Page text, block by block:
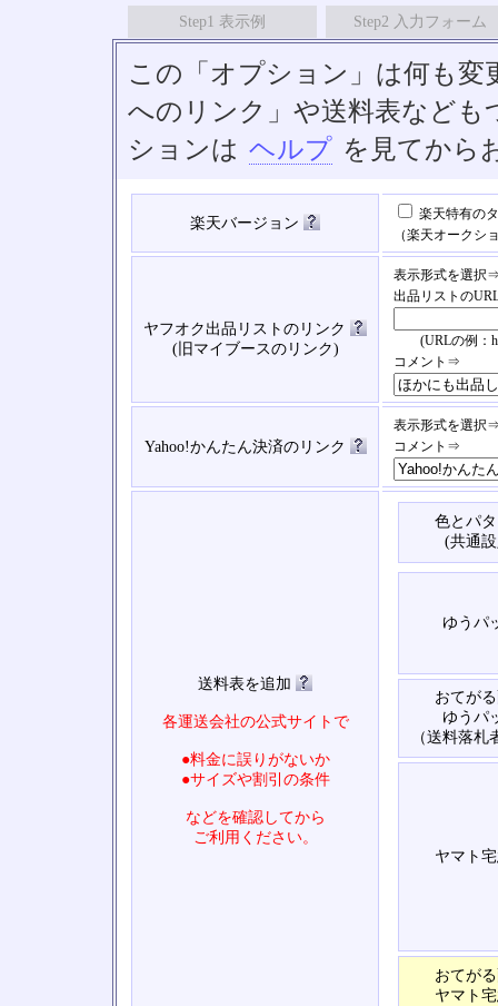
Step1 表示例 Step2 入力フォーム
この「オプション」は何も
へのリンク」や送料表など
ションは ヘルプ を見てから
楽天バージョン
楽天特有の
（楽天オークシ
ヤフオク出品リストのリンク
(旧マイブースのリンク)
表示形式を選択
出品リストの
(URLの例：
コメント⇒
Yahoo!かんたん決済のリンク
表示形式を選択
コメント⇒
送料表を追加
各運送会社の公式サイトで
●料金に誤りがないか
●サイズや割引の条件
などを確認してから
ご利用ください。
色とパ
(共通
ゆうパ
おてが
ゆうパ
（送料落札
ヤマト
おてが
ヤマト